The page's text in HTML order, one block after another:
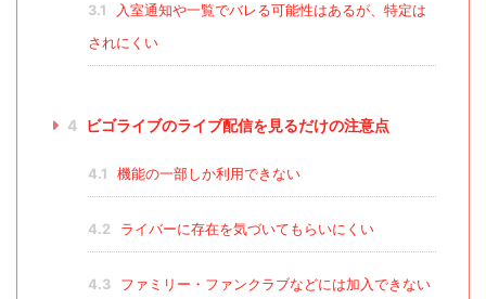
3.1
入室通知や一覧でバレる可能性はあるが、特定は
されにくい
4 ビゴライブのライブ配信を見るだけの注意点
4.1 機能の一部しか利用できない
4.2 ライバーに存在を気づいてもらいにくい
4.3 ファミリー・ファンクラブなどには加入できない